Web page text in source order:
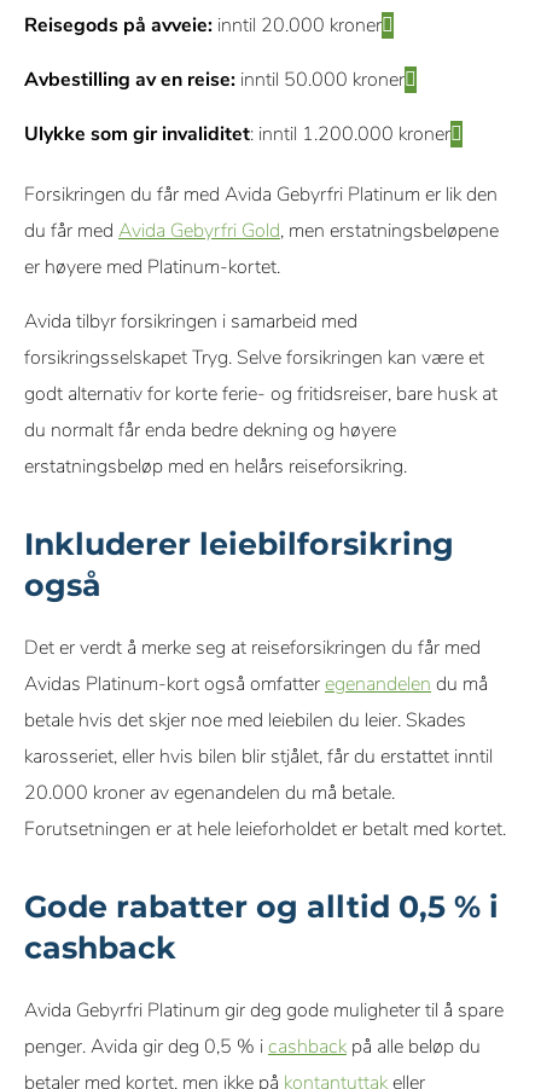
Reisegods på avveie: inntil 20.000 kroner
Avbestilling av en reise: inntil 50.000 kroner
Ulykke som gir invaliditet: inntil 1.200.000 kroner
Forsikringen du får med Avida Gebyrfri Platinum er lik den
du får med Avida Gebyrfri Gold, men erstatningsbeløpene
er høyere med Platinum-kortet.
Avida tilbyr forsikringen i samarbeid med
forsikringsselskapet Tryg. Selve forsikringen kan være et
godt alternativ for korte ferie- og fritidsreiser, bare husk at
du normalt får enda bedre dekning og høyere
erstatningsbeløp med en helårs reiseforsikring.
Inkluderer leiebilforsikring
også
Det er verdt å merke seg at reiseforsikringen du får med
Avidas Platinum-kort også omfatter egenandelen du må
betale hvis det skjer noe med leiebilen du leier. Skades
karosseriet, eller hvis bilen blir stjålet, får du erstattet inntil
20.000 kroner av egenandelen du må betale.
Forutsetningen er at hele leieforholdet er betalt med kortet.
Gode rabatter og alltid 0,5 % i
cashback
Avida Gebyrfri Platinum gir deg gode muligheter til å spare
penger. Avida gir deg 0,5 % icashback på alle beløp du
betaler med kortet, men ikke på kontantuttakeller